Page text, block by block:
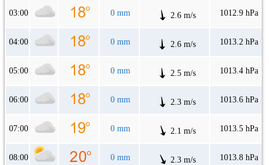
03:00 0 mm 2.6 m/s 1012.9 hPa
04:00 0 mm 2.6 m/s 1013.2 hPa
05:00 0 mm 2.5 m/s 1013.4 hPa
06:00 0 mm 2.3 m/s 1013.6 hPa
07:00 0 mm 2.1 m/s 1013.5 hPa
08:00 0 mm 2.3 m/s 1013.8 hPa